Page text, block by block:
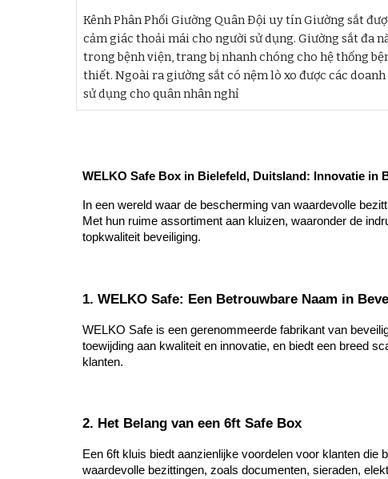
Kênh Phân Phối Giường Quân Đội uy tín Giường sắt
cảm giác thoải mái cho người sử dụng. Giường sắt đa
trong bệnh viện, trang bị nhanh chóng cho hệ thống
thiết. Ngoài ra giường sắt có nệm lò xo được các
sử dụng cho quân nhân nghỉ
WELKO Safe Box in Bielefeld, Duitsland: Innovatie in
In een wereld waar de bescherming van waardevolle
Met hun ruime assortiment aan kluizen, waaronder de
topkwaliteit beveiliging.
1. WELKO Safe: Een Betrouwbare Naam in
WELKO Safe is een gerenommeerde fabrikant van
toewijding aan kwaliteit en innovatie, en biedt een breed
klanten.
2. Het Belang van een 6ft Safe Box
Een 6ft kluis biedt aanzienlijke voordelen voor klanten
waardevolle bezittingen, zoals documenten, sieraden,